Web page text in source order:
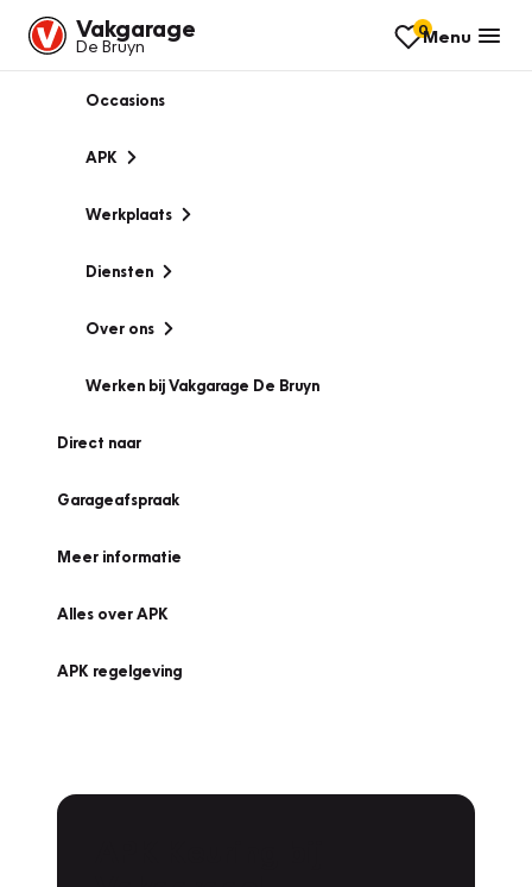
Vakgarage
De Bruyn
0Menu
Occasions
APK
Werkplaats
Diensten
Over ons
Werken bij Vakgarage De Bruyn
Direct naar
Garageafspraak
Meer informatie
Alles over APK
APK regelgeving